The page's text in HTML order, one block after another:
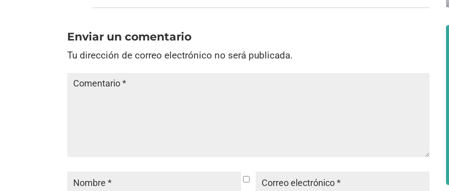
Enviar un comentario
Tu dirección de correo electrónico no será publicada.